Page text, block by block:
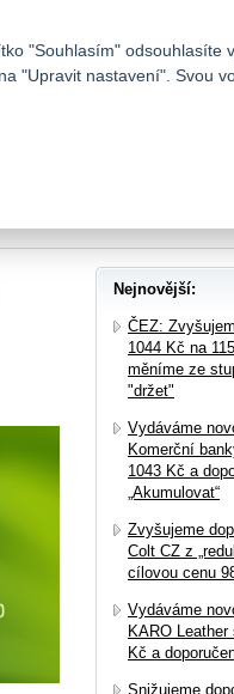
bez poplatků a
Nejnovější:
ČEZ:
1044 Kč na
měníme ze
"držet"
Vydáváme
Komerční
1043 Kč a
„Akumulovat“
Zvyšujeme
Colt CZ z
cílovou cenu
Vydáváme
KARO
Kč a
Snižujeme
"Souhlasím" odsouhlasíte
"Upravit nastavení". Svou